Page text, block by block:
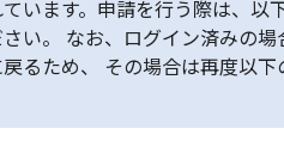
います。申請を行う際は、以
い。 なお、ログイン済みの場
るため、 その場合は再度以下